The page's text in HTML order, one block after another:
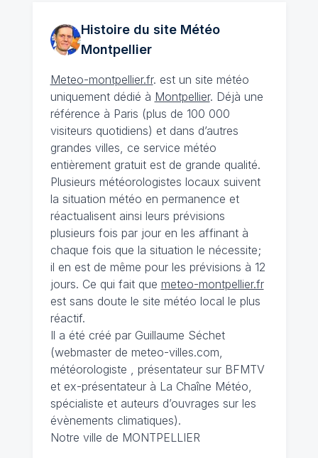
Histoire du site Météo
Montpellier
Meteo-montpellier.fr. est un site météo
uniquement dédié à Montpellier. Déjà une
référence à Paris (plus de 100 000
visiteurs quotidiens) et dans d’autres
grandes villes, ce service météo
entièrement gratuit est de grande qualité.
Plusieurs météorologistes locaux suivent
la situation météo en permanence et
réactualisent ainsi leurs prévisions
plusieurs fois par jour en les affinant à
chaque fois que la situation le nécessite;
il en est de même pour les prévisions à 12
jours. Ce qui fait que meteo-montpellier.fr
est sans doute le site météo local le plus
réactif.
Il a été créé par Guillaume Séchet
(webmaster de meteo-villes.com,
météorologiste , présentateur sur BFMTV
et ex-présentateur à La Chaîne Météo,
spécialiste et auteurs d’ouvrages sur les
évènements climatiques).
Notre ville de MONTPELLIER